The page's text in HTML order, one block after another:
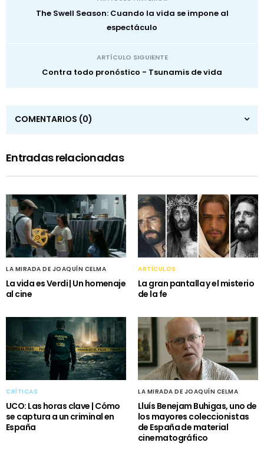
The Swell Season: Cuando la vida se impone al
espectáculo
ARTÍCULO SIGUIENTE
Contra todo pronóstico - Tsunamis de vida
COMENTARIOS (0)
Entradas relacionadas
LA MIRADA DE JOAQUÍN CELMA
La vida es Verdi | Un homenaje
al cine
ARTÍCULOS
La gran pantalla y el misterio
de la fe
CRÍTICAS
UCO: Las horas clave | Cómo
se captura a un criminal en
España
LA MIRADA DE JOAQUÍN CELMA
Lluís Benejam Buhigas, uno de
los mayores coleccionistas
de España de material
cinematográfico